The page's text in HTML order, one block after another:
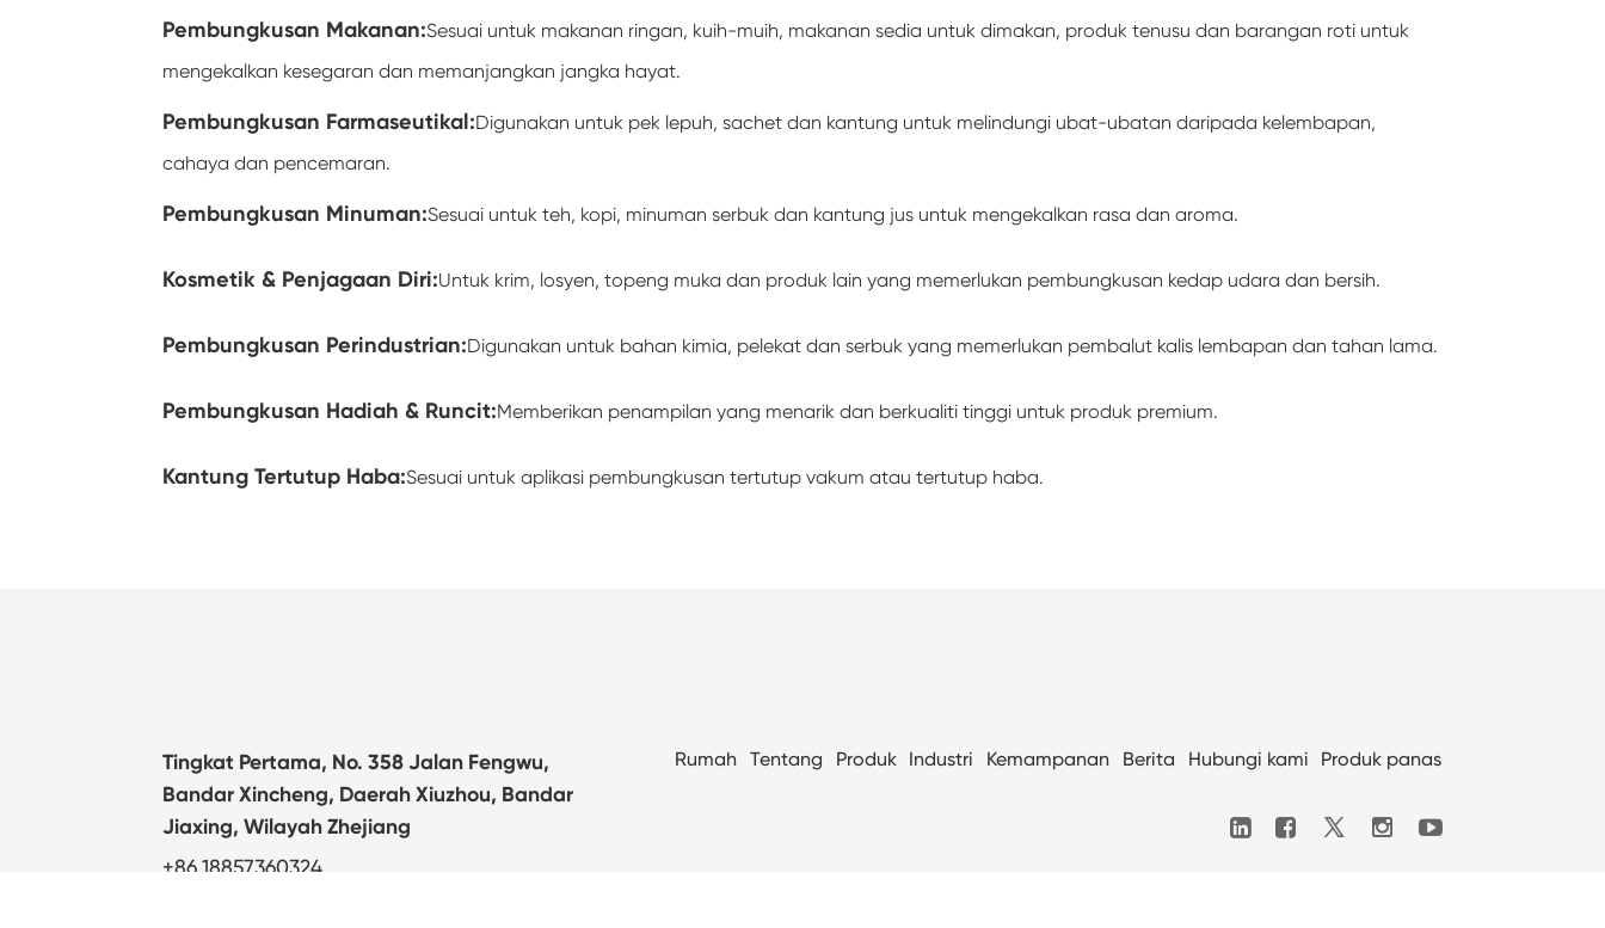
Pembungkusan Makanan:Sesuai untuk makanan ringan, kuih-muih, makanan sedia untuk dimakan, produk tenusu dan barangan roti untuk
mengekalkan kesegaran dan memanjangkan jangka hayat.
Pembungkusan Farmaseutikal:Digunakan untuk pek lepuh, sachet dan kantung untuk melindungi ubat-ubatan daripada kelembapan,
cahaya dan pencemaran.
Pembungkusan Minuman:Sesuai untuk teh, kopi, minuman serbuk dan kantung jus untuk mengekalkan rasa dan aroma.
Kosmetik & Penjagaan Diri:Untuk krim, losyen, topeng muka dan produk lain yang memerlukan pembungkusan kedap udara dan bersih.
Pembungkusan Perindustrian:Digunakan untuk bahan kimia, pelekat dan serbuk yang memerlukan pembalut kalis lembapan dan tahan lama.
Pembungkusan Hadiah & Runcit:Memberikan penampilan yang menarik dan berkualiti tinggi untuk produk premium.
Kantung Tertutup Haba:Sesuai untuk aplikasi pembungkusan tertutup vakum atau tertutup haba.
Tingkat Pertama, No. 358 Jalan Fengwu,
Bandar Xincheng, Daerah Xiuzhou, Bandar
Jiaxing, Wilayah Zhejiang
+86 18857360324
Rumah Tentang Produk Industri Kemampanan Berita Hubungi kami Produk panas
